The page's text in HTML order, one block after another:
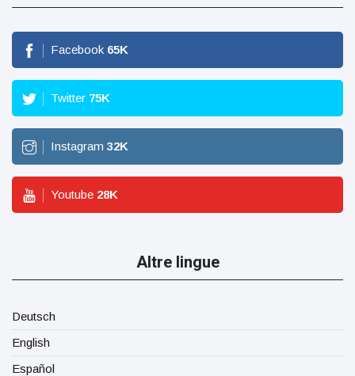
Facebook 65K
Twitter 75K
Instagram 32K
Youtube 28K
Altre lingue
Deutsch
English
Español